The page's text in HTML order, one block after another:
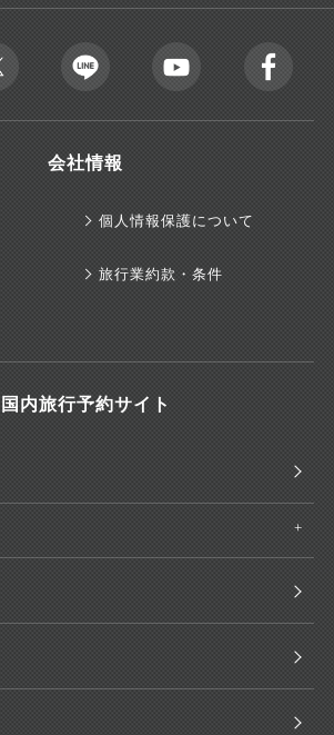
会社情報
個人情報保護について
旅行業約款・条件
国内旅行予約サイト